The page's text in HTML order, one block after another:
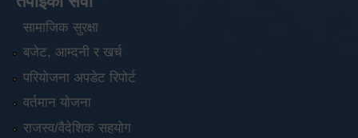
सामाजिक सुरक्षा
बजेट, आम्दनी र खर्च
परियोजना अपडेट रिपोर्ट
वर्तमान योजना
राजस्व/वैदेशिक सहयोग